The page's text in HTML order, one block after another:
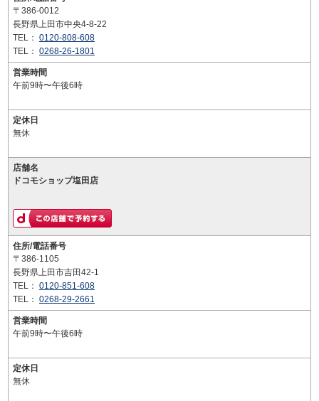
〒386-0012
長野県上田市中央4-8-22
TEL： 0120-808-608
TEL： 0268-26-1801
営業時間
午前9時〜午後6時
定休日
無休
店舗名
ドコモショップ塩田店
住所/電話番号
〒386-1105
長野県上田市吉田42-1
TEL： 0120-851-608
TEL： 0268-29-2661
営業時間
午前9時〜午後6時
定休日
無休